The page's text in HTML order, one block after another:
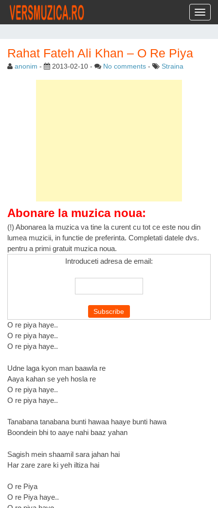
Rahat Fateh Ali Khan – O Re Piya
anonim - 2013-02-10 - No comments - Straina
Abonare la muzica noua:
(!) Abonarea la muzica va tine la curent cu tot ce este nou din
lumea muzicii, in functie de preferinta. Completati datele dvs.
pentru a primi gratuit muzica noua.
Introduceti adresa de email:
O re piya haye..
O re piya haye..
O re piya haye..
Udne laga kyon man baawla re
Aaya kahan se yeh hosla re
O re piya haye..
O re piya haye..
Tanabana tanabana bunti hawaa haaye bunti hawa
Boondein bhi to aaye nahi baaz yahan
Sagish mein shaamil sara jahan hai
Har zare zare ki yeh iltiza hai
O re Piya
O re Piya haye..